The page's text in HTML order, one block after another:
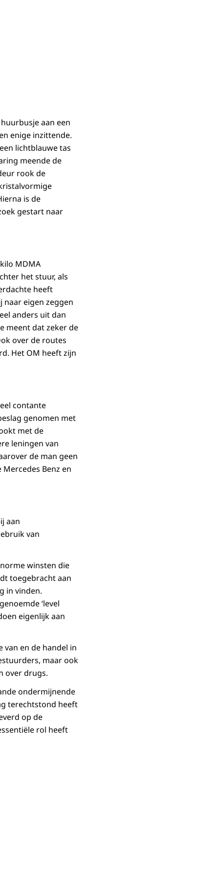
aan een
enige inzittende.
lichtblauwe tas
meende de
rook de
is de
gestart naar
MDMA
het stuur, als
heeft
naar eigen zeggen
anders uit dan
meent dat zeker de
over de routes
Het OM heeft zijn
contante
genomen met
met de
leningen van
de man geen
Benz en
aan
van
winsten die
toegebracht aan
in vinden.
‘level
eigenlijk aan
van en de handel in
maar ook
over drugs.
ondermijnende
terechtstond heeft
op de
rol heeft